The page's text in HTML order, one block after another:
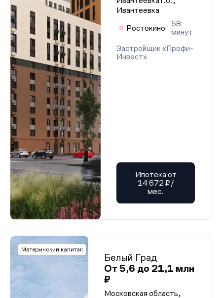
Ивантеевка
Ростокино
58
минут
Застройщик «Профи-
Инвест»
Ипотека от
14 672 ₽/
мес.
Материнский капитал
Белый Град
От 5,6 до 21,1 млн
₽
Московская область,